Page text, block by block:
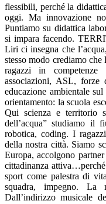
flessibili, perché la
oggi. Ma innovazione
Puntiamo su didattica
si impara facendo.
Liri ci insegna che
stesso modo crediamo
ragazzi in
associazioni, ASL, forze
educazione ambientale
orientamento: la scuola
Qui scienza e territorio
dell’acqua” studiamo il
robotica, coding. I
della nostra città. Siamo
Europa, accolgono
cittadinanza
sport come palestra di
squadra, impegno. La
Dall’indirizzo musicale